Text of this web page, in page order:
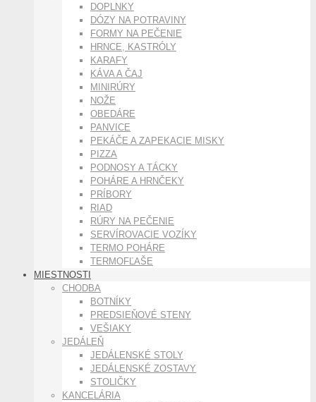
DOPLNKY
DÓZY NA POTRAVINY
FORMY NA PEČENIE
HRNCE, KASTRÓLY
KARAFY
KÁVA A ČAJ
MINIRÚRY
NOŽE
OBEDÁRE
PANVICE
PEKÁČE A ZAPEKACIE MISKY
PIZZA
PODNOSY A TÁCKY
POHÁRE A HRNČEKY
PRÍBORY
RIAD
RÚRY NA PEČENIE
SERVÍROVACIE VOZÍKY
TERMO POHÁRE
TERMOFĽAŠE
MIESTNOSTI
CHODBA
BOTNÍKY
PREDSIEŇOVÉ STENY
VEŠIAKY
JEDÁLEŇ
JEDÁLENSKÉ STOLY
JEDÁLENSKÉ ZOSTAVY
STOLIČKY
KANCELÁRIA